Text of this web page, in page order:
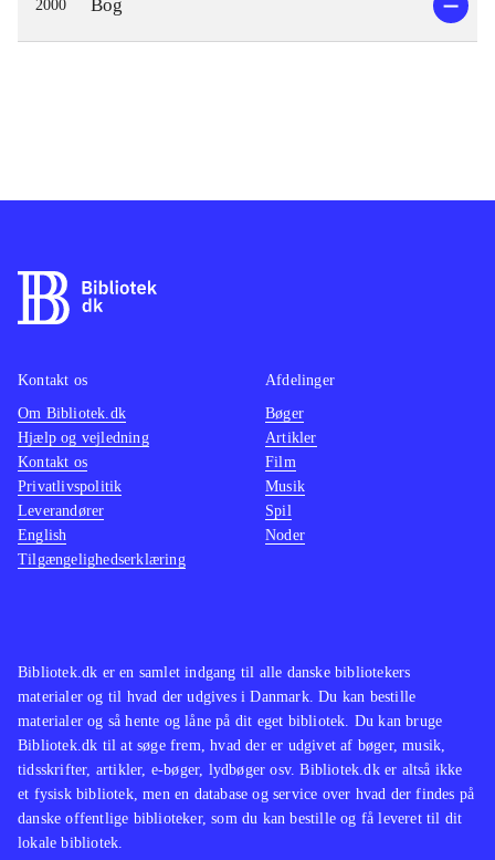
2000 Bog
Bibliotek.dk er en samlet indgang til alle danske bibliotekers
materialer og til hvad der udgives i Danmark. Du kan bestille
materialer og så hente og låne på dit eget bibliotek. Du kan bruge
Bibliotek.dk til at søge frem, hvad der er udgivet af bøger, musik,
tidsskrifter, artikler, e-bøger, lydbøger osv. Bibliotek.dk er altså ikke
et fysisk bibliotek, men en database og service over hvad der findes på
danske offentlige biblioteker, som du kan bestille og få leveret til dit
lokale bibliotek.
Kontakt os
Om Bibliotek.dk
Hjælp og vejledning
Kontakt os
Privatlivspolitik
Leverandører
English
Tilgængelighedserklæring
Afdelinger
Bøger
Artikler
Film
Musik
Spil
Noder